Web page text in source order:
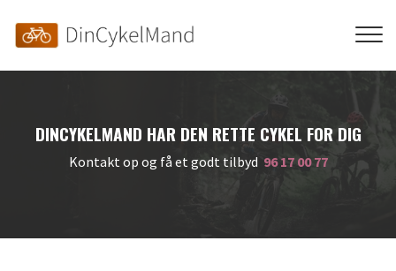
main
content
DINCYKELMAND HAR DEN RETTE CYKEL FOR DIG
Kontakt op og få et godt tilbyd 96 17 00 77